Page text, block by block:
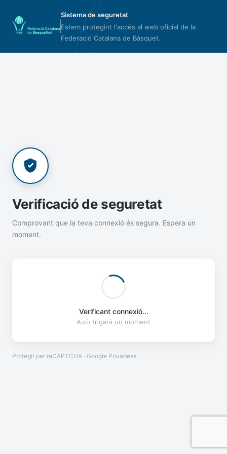
Sistema de seguretat
Estem protegint l'accés al web oficial de la
Federació Catalana de Bàsquet.
Verificació de seguretat
Comprovant que la teva connexió és segura. Espera un
moment.
Verificant connexió...
Això trigarà un moment
Protegit per reCAPTCHA · Google Privadesa